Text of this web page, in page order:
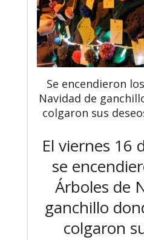
Se encendieron
Navidad de
colgaron sus
El viernes 16
se
Árboles de
ganchillo
colgaron